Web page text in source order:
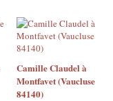
Camille Claudel à
Montfavet (Vaucluse
84140)